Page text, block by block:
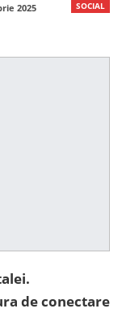
SOCIAL
2025
de conectare